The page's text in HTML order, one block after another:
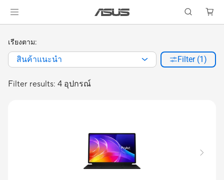
Filter results: 4 อุปกรณ์
เรียงตาม:
สินค้าแนะนำ Filter (1)